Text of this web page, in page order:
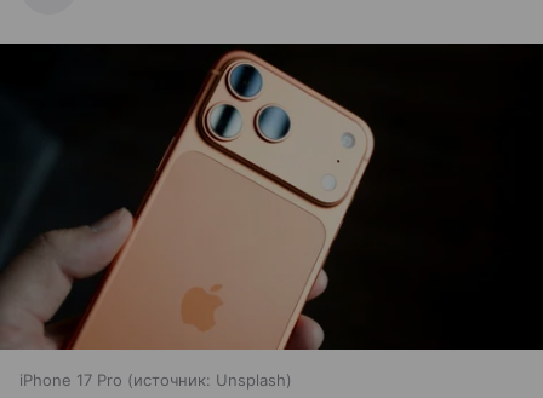
iPhone 17 Pro источник: Unsplash